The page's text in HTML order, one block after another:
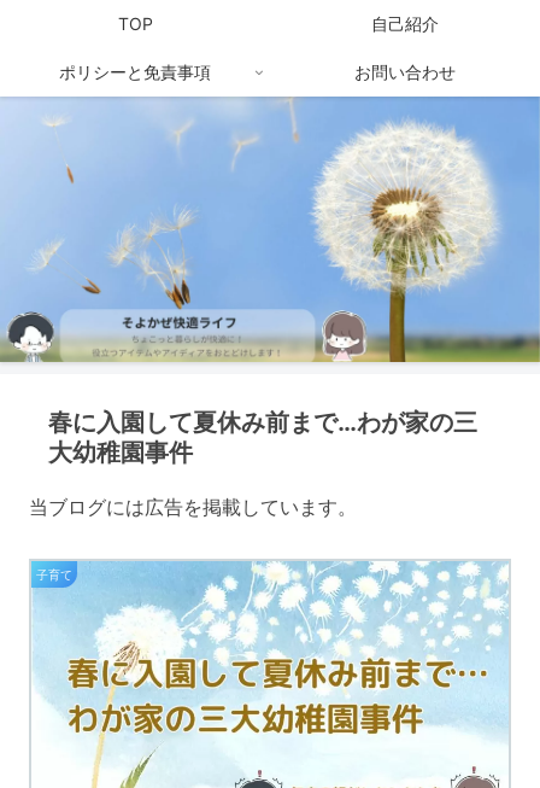
TOP 自己紹介
ポリシーと免責事項 お問い合わせ
春に入園して夏休み前まで…わが家の三
大幼稚園事件
当ブログには広告を掲載しています。
子育て